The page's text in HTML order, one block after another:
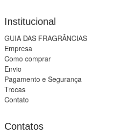
Institucional
GUIA DAS FRAGRÂNCIAS
Empresa
Como comprar
Envio
Pagamento e Segurança
Trocas
Contato
Contatos